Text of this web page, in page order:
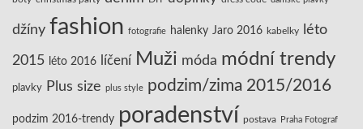
džíny fashion fotografie halenky Jaro 2016 kabelky léto
2015 léto 2016 líčení Muži móda módní trendy
plavky Plus size plus style podzim/zima 2015/2016
podzim 2016-trendy poradenství postava Praha Fotograf